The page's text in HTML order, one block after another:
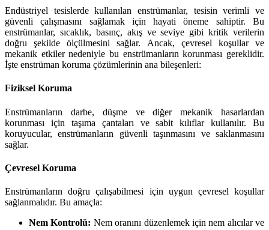
Endüstriyel tesislerde kullanılan enstrümanlar, tesisin verimli ve
güvenli çalışmasını sağlamak için hayati öneme sahiptir. Bu
enstrümanlar, sıcaklık, basınç, akış ve seviye gibi kritik verilerin
doğru şekilde ölçülmesini sağlar. Ancak, çevresel koşullar ve
mekanik etkiler nedeniyle bu enstrümanların korunması gereklidir.
İşte enstrüman koruma çözümlerinin ana bileşenleri:
Fiziksel Koruma
Enstrümanların darbe, düşme ve diğer mekanik hasarlardan
korunması için taşıma çantaları ve sabit kılıflar kullanılır. Bu
koruyucular, enstrümanların güvenli taşınmasını ve saklanmasını
sağlar.
Çevresel Koruma
Enstrümanların doğru çalışabilmesi için uygun çevresel koşullar
sağlanmalıdır. Bu amaçla:
Nem Kontrolü: Nem oranını düzenlemek için nem alıcılar ve